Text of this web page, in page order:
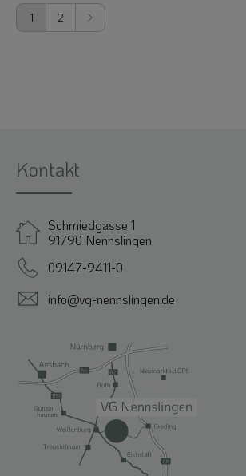
1 2
Kontakt
Schmiedgasse 1
91790 Nennslingen
09147-9411-0
info@vg-nennslingen.de